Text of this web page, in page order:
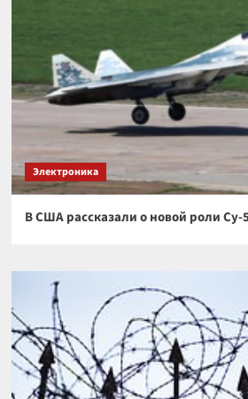
Электроника
В США рассказали о новой роли Су-